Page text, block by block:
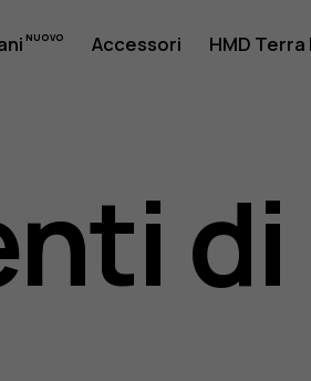
Accessori HMD Terra